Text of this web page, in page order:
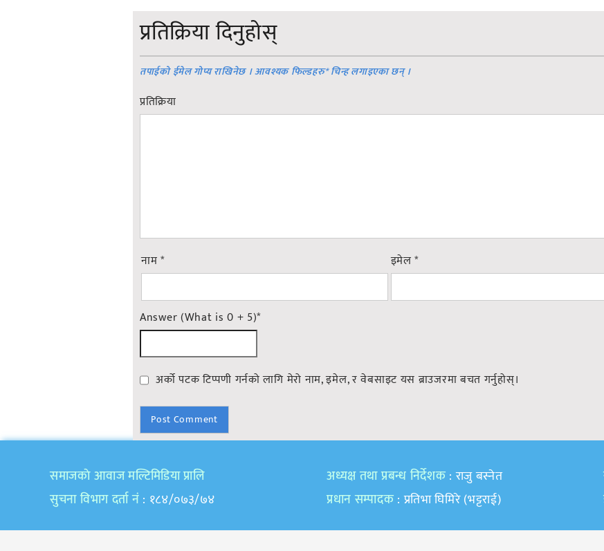
प्रतिक्रिया दिनुहोस्
तपाईको ईमेल गोप्य राखिनेछ । आवश्यक फिल्डहरु*चिन्ह लगाइएका छन् ।
प्रतिक्रिया
नाम* इमेल*
Answer (What is 0 + 5)*
अर्को पटक टिप्पणी गर्नको लागि मेरो नाम, इमेल, र वेबसाइट यस ब्राउजरमा बचत गर्नुहोस्।
समाजकाे आवाज मल्टिमिडिया प्रालि
सुचना विभाग दर्ता नं : १८४/०७३/७४
अध्यक्ष तथा प्रबन्ध निर्देशक : राजु बस्नेत
प्रधान सम्पादक : प्रतिभा घिमिरे (भट्टराई)